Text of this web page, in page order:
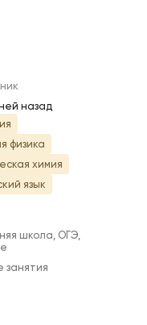
назад
физика
химия
язык
школа, ОГЭ,
занятия